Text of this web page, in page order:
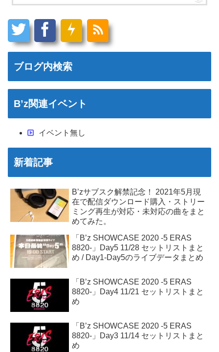
ブログ内検索
B’z関連イベント
イベント無し
新着記事
B’zサブスク解禁記念！ 2021年5月現
在で配信ダウンロード購入・ストリー
ミング再生が対応・未対応の曲をまと
めてみた。
「B’z SHOWCASE 2020 -5 ERAS
8820-」Day5 11/28 セットリストまと
め / Day1-Day5のライブデータまとめ
「B’z SHOWCASE 2020 -5 ERAS
8820-」Day4 11/21 セットリストまと
め
「B’z SHOWCASE 2020 -5 ERAS
8820-」Day3 11/14 セットリストまと
め